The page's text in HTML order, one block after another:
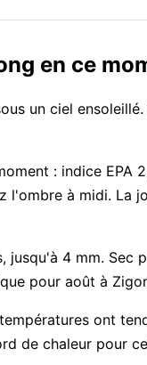
en ce
un ciel
: indice
l'ombre à midi. La
jusqu'à 4 mm.
pour août à
ont
de chaleur pour